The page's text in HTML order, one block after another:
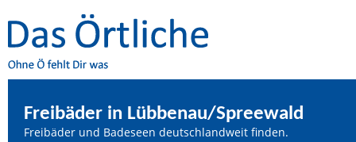
Freibäder in Lübbenau/Spreewald
Freibäder und Badeseen deutschlandweit finden.